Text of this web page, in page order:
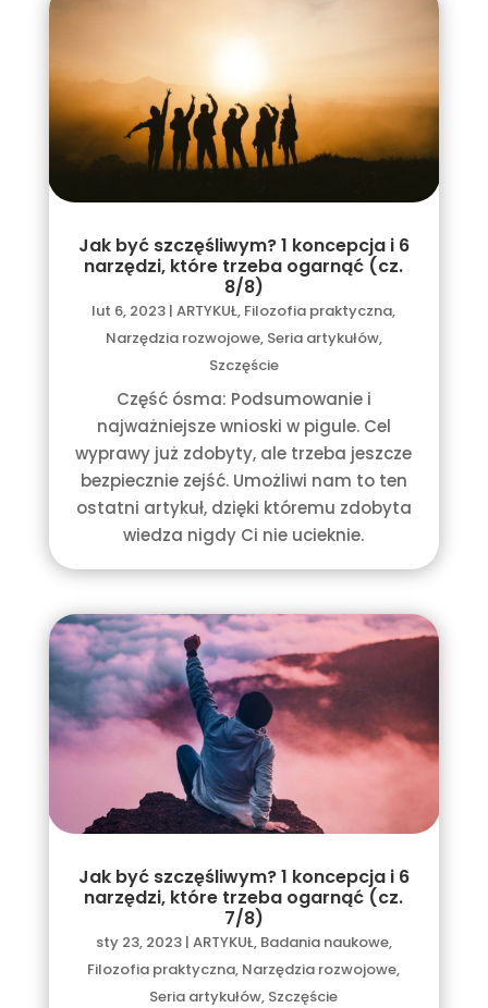
Jak być szczęśliwym? 1 koncepcja i 6
narzędzi, które trzeba ogarnąć (cz.
8/8)
lut 6, 2023 |ARTYKUŁ, Filozofia praktyczna,
Narzędzia rozwojowe, Seria artykułów,
Szczęście
Część ósma: Podsumowanie i
najważniejsze wnioski w pigule. Cel
wyprawy już zdobyty, ale trzeba jeszcze
bezpiecznie zejść. Umożliwi nam to ten
ostatni artykuł, dzięki któremu zdobyta
wiedza nigdy Ci nie ucieknie.
Jak być szczęśliwym? 1 koncepcja i 6
narzędzi, które trzeba ogarnąć (cz.
7/8)
sty 23, 2023| ARTYKUŁ, Badania naukowe,
Filozofia praktyczna, Narzędzia rozwojowe,
Seria artykułów, Szczęście